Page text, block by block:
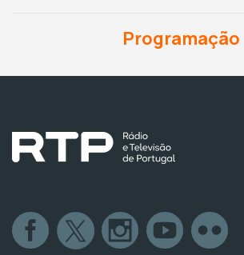
Programação